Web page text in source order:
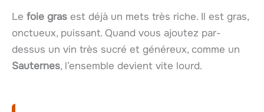
Le foie gras est déjà un mets très riche. Il est gras,
onctueux, puissant. Quand vous ajoutez par-
dessus un vin très sucré et généreux, comme un
Sauternes, l’ensemble devient vite lourd.